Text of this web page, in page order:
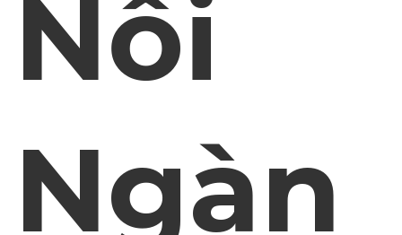
Nối
Ngàn